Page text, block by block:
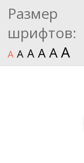
Размер
шрифтов:
A A A A AA